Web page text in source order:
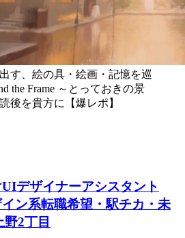
す、絵の具・絵画・記憶を巡
the Frame ～とっておきの景
後を貴方に【爆レポ】
UIデザイナーアシスタント
イン系転職希望・駅チカ・未
2丁目